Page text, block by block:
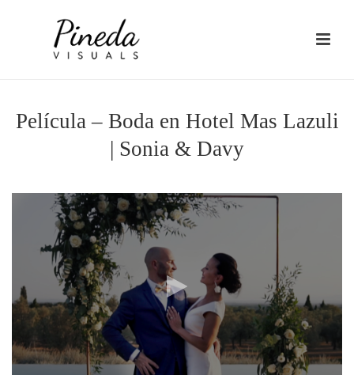
Película – Boda en Hotel Mas Lazuli
| Sonia & Davy